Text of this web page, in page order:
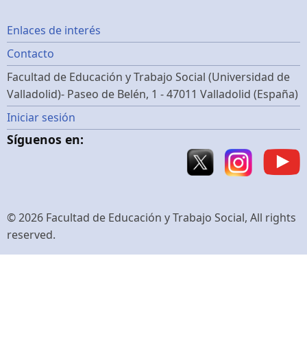
Footer
menu
Enlaces de interés
Contacto
Facultad de Educación y Trabajo Social (Universidad de
Valladolid)- Paseo de Belén, 1 - 47011 Valladolid (España)
Menú
de
de
usuario
Iniciar sesión
Síguenos en:
© 2026 Facultad de Educación y Trabajo Social, All rights
reserved.